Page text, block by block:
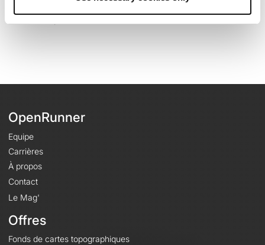
OpenRunner
Equipe
Carrières
À propos
Contact
Le Mag'
Offres
Fonds de cartes topographiques